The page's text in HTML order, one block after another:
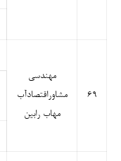
۶۹
مهندسی
مشاوراقتصادآب
مهاب رابین